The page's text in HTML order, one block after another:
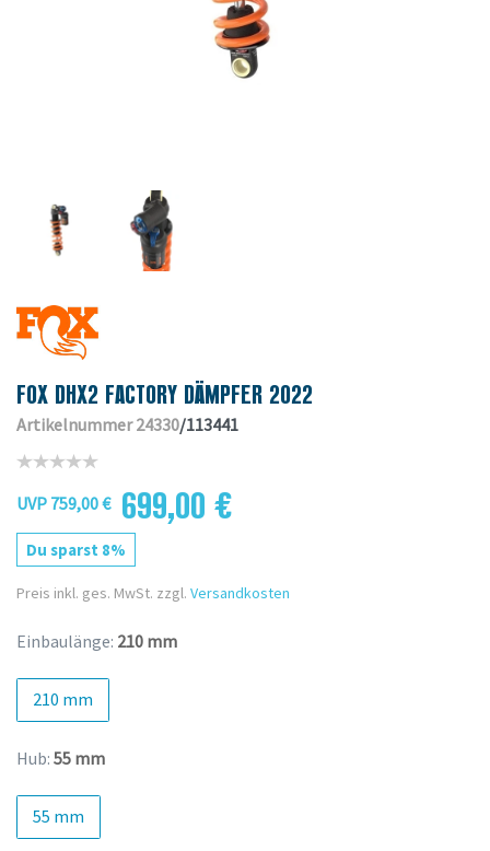
FOX DHX2 FACTORY DÄMPFER 2022
Artikelnummer 24330/113441
UVP 759,00 € 699,00 €
Du sparst 8%
Preis inkl. ges. MwSt. zzgl. Versandkosten
Einbaulänge: 210 mm
210 mm
Hub: 55 mm
55 mm